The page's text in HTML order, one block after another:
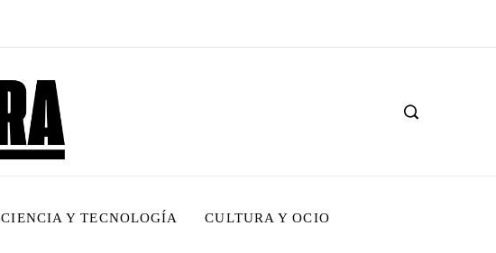
CIENCIA Y TECNOLOGÍA CULTURA Y OCIO